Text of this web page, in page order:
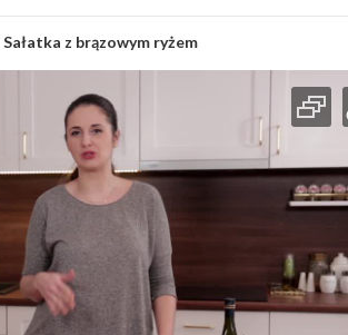
Sałatka z brązowym ryżem